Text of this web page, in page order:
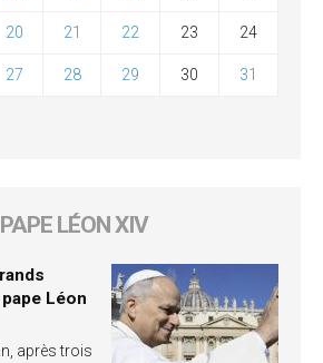
20 21 22 23 24
27 28 29 30 31
PAPE LÉON XIV
Léon
après trois